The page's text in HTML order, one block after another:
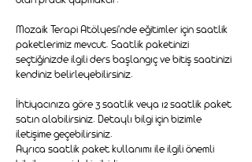
Mozaik Terapi Atölyesi'nde eğitimler için saatlik
paketlerimiz mevcut. Saatlik paketinizi
seçtiğinizde ilgili ders başlangıç ve bitiş saatinizi
kendiniz belirleyebilirsiniz.
İhtiyacınıza göre 3 saatlik veya 12 saatlik paket
satın alabilirsiniz. Detaylı bilgi için bizimle
iletişime geçebilirsiniz.
Ayrıca saatlik paket kullanımı ile ilgili önemli